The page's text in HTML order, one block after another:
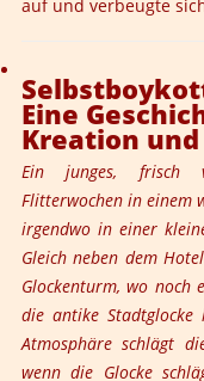
auf und verbeugte
Eine
Kreation
Ein junges, frisch
Flitterwochen in einem
irgendwo in einer
Gleich neben dem
Glockenturm, wo noch
die antike Stadtglocke
Atmosphäre schlägt
wenn die Glocke